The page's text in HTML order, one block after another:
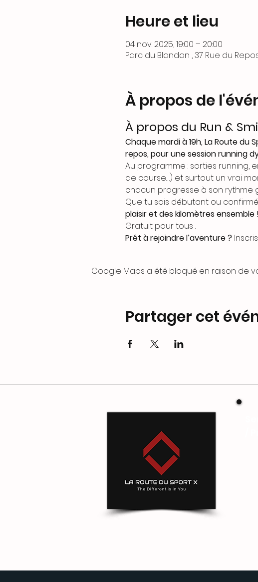
Heure et lieu
04 nov. 2025, 19:00 – 20:00
Parc du Blandan , 37 Rue du
À propos de
À propos du Run &
Chaque mardi à 19h, La Route du
repos, pour une session running
Au programme : sorties
de course…) et surtout un vrai
chacun progresse à son
Que tu sois débutant ou
plaisir et des kilomètres ensemble !
Gratuit pour tous .
Prêt à rejoindre l’aventure ?
Google Maps a été bloqué en raison de
Partager cet